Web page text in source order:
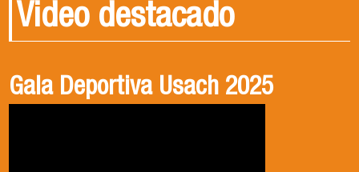
Video destacado
Gala Deportiva Usach 2025
Usach en el Territorio, capítulo 2
Candidatura Director de Escuela